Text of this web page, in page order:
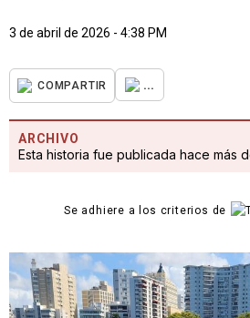
3 de abril de 2026 - 4:38 PM
COMPARTIR ...
ARCHIVO
Esta historia fue publicada hace más
Se adhiere a los criterios de